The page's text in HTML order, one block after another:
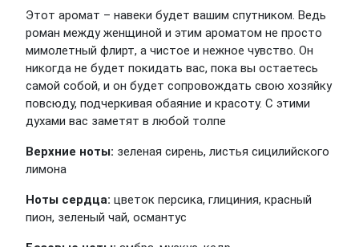
Этот аромат – навеки будет вашим спутником. Ведь
роман между женщиной и этим ароматом не просто
мимолетный флирт, а чистое и нежное чувство. Он
никогда не будет покидать вас, пока вы остаетесь
самой собой, и он будет сопровождать свою хозяйку
повсюду, подчеркивая обаяние и красоту. С этими
духами вас заметят в любой толпе
Верхние ноты: зеленая сирень, листья сицилийского
лимона
Ноты сердца: цветок персика, глициния, красный
пион, зеленый чай, османтус